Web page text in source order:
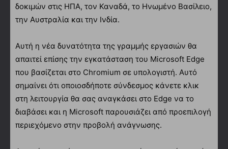
δοκιμών στις ΗΠΑ, τον Καναδά, το Ηνωμένο Βασίλειο,
την Αυστραλία και την Ινδία.
Αυτή η νέα δυνατότητα της γραμμής εργασιών θα
απαιτεί επίσης την εγκατάσταση του Microsoft Edge
που βασίζεται στο Chromium σε υπολογιστή. Αυτό
σημαίνει ότι οποιοσδήποτε σύνδεσμος κάνετε κλικ
στη λειτουργία θα σας αναγκάσει στο Edge να το
διαβάσει και η Microsoft παρουσιάζει από προεπιλογή
περιεχόμενο στην προβολή ανάγνωσης.